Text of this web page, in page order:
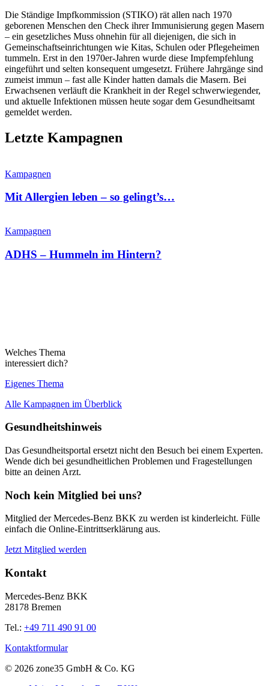
Die Ständige Impfkommission (STIKO) rät allen nach 1970
geborenen Menschen den Check ihrer Immunisierung gegen Masern
– ein gesetzliches Muss ohnehin für all diejenigen, die sich in
Gemeinschaftseinrichtungen wie Kitas, Schulen oder Pflegeheimen
tummeln. Erst in den 1970er-Jahren wurde diese Impfempfehlung
eingeführt und selten konsequent umgesetzt. Frühere Jahrgänge sind
zumeist immun – fast alle Kinder hatten damals die Masern. Bei
Erwachsenen verläuft die Krankheit in der Regel schwerwiegender,
und aktuelle Infektionen müssen heute sogar dem Gesundheitsamt
gemeldet werden.
Letzte Kampagnen
Kampagnen
Mit Allergien leben – so gelingt’s…
Kampagnen
ADHS – Hummeln im Hintern?
Welches Thema
interessiert dich?
Eigenes Thema
Alle Kampagnen im Überblick
Gesundheitshinweis
Das Gesundheitsportal ersetzt nicht den Besuch bei einem Experten.
Wende dich bei gesundheitlichen Problemen und Fragestellungen
bitte an deinen Arzt.
Noch kein Mitglied bei uns?
Mitglied der Mercedes-Benz BKK zu werden ist kinderleicht. Fülle
einfach die Online-Eintrittserklärung aus.
Jetzt Mitglied werden
Kontakt
Mercedes-Benz BKK
28178 Bremen
Tel.: +49 711 490 91 00
Kontaktformular
© 2026 zone35 GmbH & Co. KG